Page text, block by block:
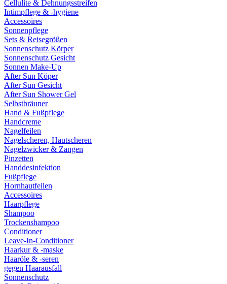
Cellulite & Dehnungsstreifen
Intimpflege & -hygiene
Accessoires
Sonnenpflege
Sets & Reisegrößen
Sonnenschutz Körper
Sonnenschutz Gesicht
Sonnen Make-Up
After Sun Köper
After Sun Gesicht
After Sun Shower Gel
Selbstbräuner
Hand & Fußpflege
Handcreme
Nagelfeilen
Nagelscheren, Hautscheren
Nagelzwicker & Zangen
Pinzetten
Handdesinfektion
Fußpflege
Hornhautfeilen
Accessoires
Haarpflege
Shampoo
Trockenshampoo
Conditioner
Leave-In-Conditioner
Haarkur & -maske
Haaröle & -seren
gegen Haarausfall
Sonnenschutz